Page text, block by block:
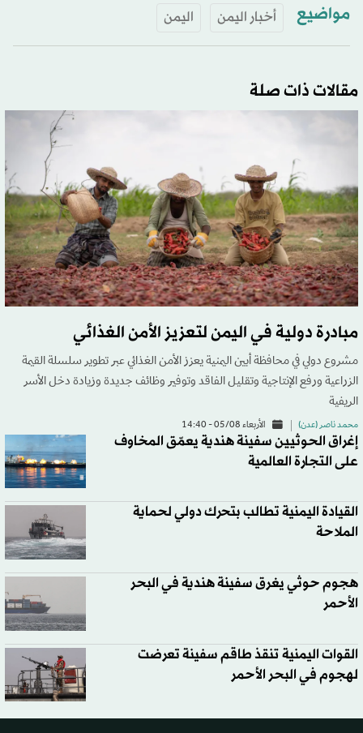
مواضيع أخبار اليمن اليمن
مقالات ذات صلة
مبادرة دولية في اليمن لتعزيز الأمن الغذائي
مشروع دولي في محافظة أبين اليمنية يعزز الأمن الغذائي عبر تطوير سلسلة القيمة
الزراعية ورفع الإنتاجية وتقليل الفاقد وتوفير وظائف جديدة وزيادة دخل الأسر
الريفية
محمد ناصر (عدن) الأربعاء 05/08 - 14:40
إغراق الحوثيين سفينة هندية يعمّق المخاوف
على التجارة العالمية
القيادة اليمنية تطالب بتحرك دولي لحماية
الملاحة
هجوم حوثي يغرق سفينة هندية في البحر
الأحمر
القوات اليمنية تنقذ طاقم سفينة تعرضت
لهجوم في البحر الأحمر